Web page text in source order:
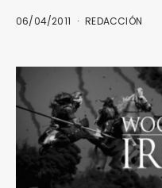
06/04/2011 REDACCIÓN